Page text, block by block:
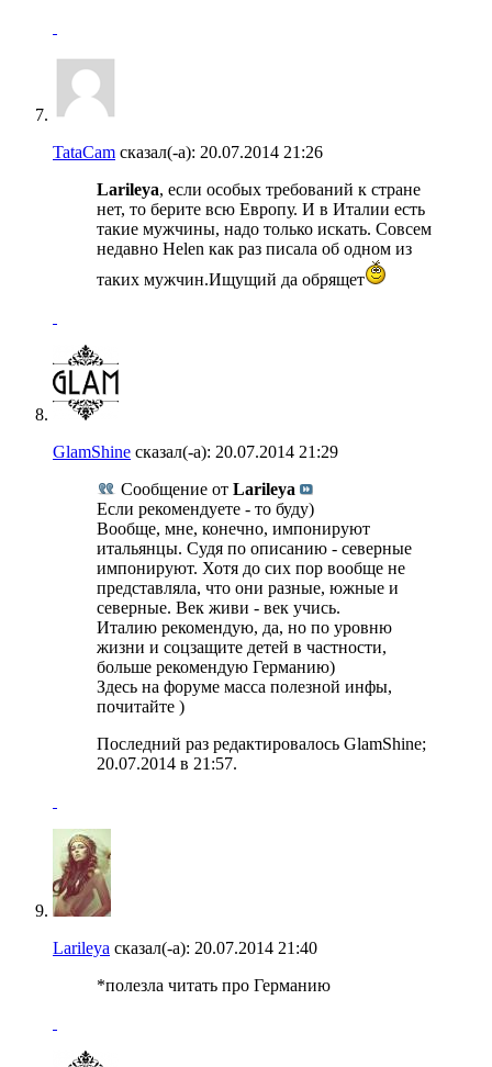
TataCam сказал(-а): 20.07.2014 21:26
Larileya, если особых требований к стране
нет, то берите всю Европу. И в Италии есть
такие мужчины, надо только искать. Совсем
недавно Helen как раз писала об одном из
таких мужчин.Ищущий да обрящет
GlamShine сказал(-а): 20.07.2014 21:29
Сообщение от Larileya
Если рекомендуете - то буду)
Вообще, мне, конечно, импонируют
итальянцы. Судя по описанию - северные
импонируют. Хотя до сих пор вообще не
представляла, что они разные, южные и
северные. Век живи - век учись.
Италию рекомендую, да, но по уровню
жизни и соцзащите детей в частности,
больше рекомендую Германию)
Здесь на форуме масса полезной инфы,
почитайте )
Последний раз редактировалось GlamShine;
20.07.2014 в 21:57.
Larileya сказал(-а): 20.07.2014 21:40
*полезла читать про Германию